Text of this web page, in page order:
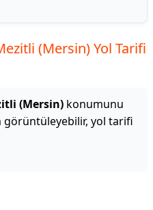
(Mersin) Yol Tarifi
(Mersin) konumunu
görüntüleyebilir, yol tarifi